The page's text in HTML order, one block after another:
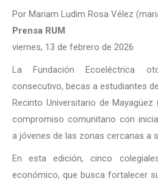
Por Mariam Ludim Rosa Vélez
Prensa RUM
viernes, 13 de febrero de 2026
La Fundación Ecoeléctrica
consecutivo, becas a estudiantes
Recinto Universitario de
compromiso comunitario con
a jóvenes de las zonas cercanas a
En esta edición, cinco
económico, que busca fortalecer